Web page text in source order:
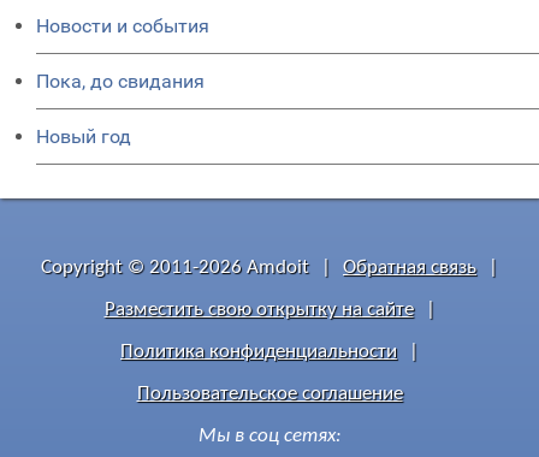
Новости и события
Пока, до свидания
Новый год
Copyright © 2011-2026 Amdoit Обратная связь
Разместить свою открытку на сайте
Политика конфиденциальности
Пользовательское соглашение
Мы в соц сетях: